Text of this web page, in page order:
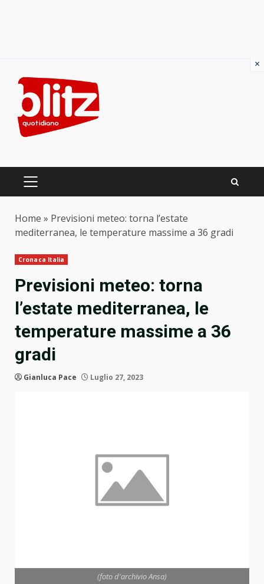
content
PRIMARY
Home » Previsioni meteo: torna l’estate
mediterranea, le temperature massime a 36 gradi
Cronaca Italia
Previsioni meteo: torna
l’estate mediterranea, le
temperature massime a 36
gradi
Gianluca Pace Luglio 27, 2023
(foto d'archivio Ansa)
×